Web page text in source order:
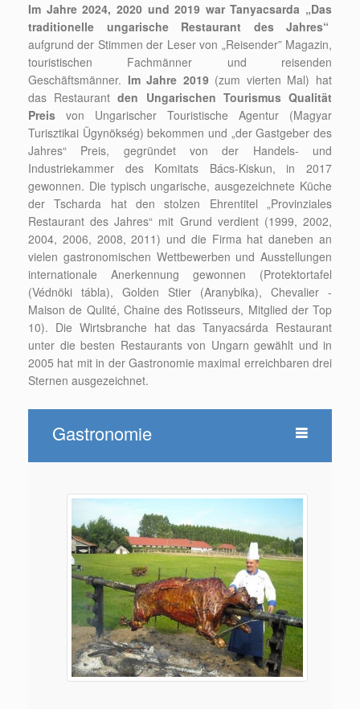
Im Jahre 2024, 2020 und 2019 war Tanyacsarda „Das
traditionelle ungarische Restaurant des Jahres“
aufgrund der Stimmen der Leser von „Reisender” Magazin,
touristischen Fachmänner und reisenden
Geschäftsmänner. Im Jahre 2019(zum vierten Mal) hat
das Restaurantden Ungarischen Tourismus Qualität
Preis von Ungarischer Touristische Agentur (Magyar
Turisztikai Ügynökség) bekommen und „der Gastgeber des
Jahres“ Preis, gegründet von der Handels- und
Industriekammer des Komitats Bács-Kiskun, in 2017
gewonnen. Die typisch ungarische, ausgezeichnete Küche
der Tscharda hat den stolzen Ehrentitel „Provinziales
Restaurant des Jahres“ mit Grund verdient (1999, 2002,
2004, 2006, 2008, 2011) und die Firma hat daneben an
vielen gastronomischen Wettbewerben und Ausstellungen
internationale Anerkennung gewonnen (Protektortafel
(Védnöki tábla), Golden Stier (Aranybika), Chevalier -
Maison de Qulité, Chaine des Rotisseurs, Mitglied der Top
10). Die Wirtsbranche hat das Tanyacsárda Restaurant
unter die besten Restaurants von Ungarn gewählt und in
2005 hat mit in der Gastronomie maximal erreichbaren drei
Sternen ausgezeichnet.
Gastronomie